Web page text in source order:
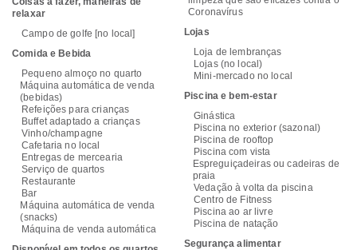
relaxar
Campo de golfe [no local]
Comida e Bebida
Pequeno almoço no quarto
Máquina automática de venda
(bebidas)
Refeições para crianças
Buffet adaptado a crianças
Vinho/champagne
Cafetaria no local
Entregas de mercearia
Serviço de quartos
Restaurante
Bar
Máquina automática de venda
(snacks)
Máquina de venda automática
Coronavírus
Lojas
Loja de lembranças
Lojas (no local)
Mini-mercado no local
Piscina e bem-estar
Ginástica
Piscina no exterior (sazonal)
Piscina de rooftop
Piscina com vista
Espreguiçadeiras ou cadeiras de
praia
Vedação à volta da piscina
Centro de Fitness
Piscina ao ar livre
Piscina de natação
Segurança alimentar